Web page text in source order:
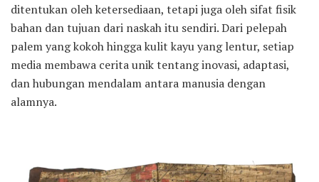
ditentukan oleh ketersediaan, tetapi juga oleh sifat fisik
bahan dan tujuan dari naskah itu sendiri. Dari pelepah
palem yang kokoh hingga kulit kayu yang lentur, setiap
media membawa cerita unik tentang inovasi, adaptasi,
dan hubungan mendalam antara manusia dengan
alamnya.